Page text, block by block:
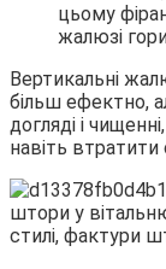
цьому
жалюзі
Вертикальні
більш ефектно,
догляді і
навіть